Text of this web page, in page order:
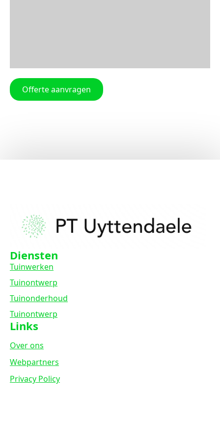
Offerte aanvragen
Diensten
Tuinwerken
Tuinontwerp
Tuinonderhoud
Tuinontwerp
Links
Over ons
Webpartners
Privacy Policy